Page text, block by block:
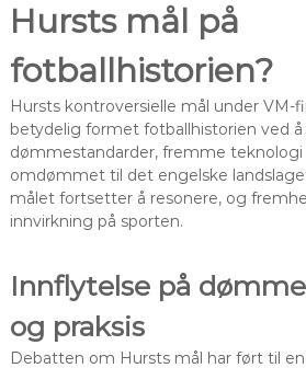
Hursts mål på
fotballhistorien?
Hursts kontroversielle mål under VM-
betydelig formet fotballhistorien ved å
dømmestandarder, fremme
omdømmet til det engelske
målet fortsetter å resonere, og
innvirkning på sporten.
Innflytelse på
og praksis
Debatten om Hursts mål har ført til